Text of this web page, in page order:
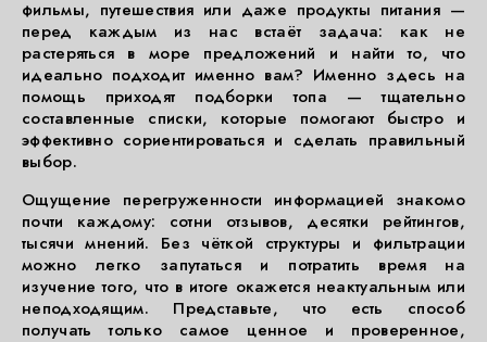
фильмы, путешествия или даже продукты питания —
перед каждым из нас встаёт задача: как не
растеряться в море предложений и найти то, что
идеально подходит именно вам? Именно здесь на
помощь приходят подборки топа — тщательно
составленные списки, которые помогают быстро и
эффективно сориентироваться и сделать правильный
выбор.
Ощущение перегруженности информацией знакомо
почти каждому: сотни отзывов, десятки рейтингов,
тысячи мнений. Без чёткой структуры и фильтрации
можно легко запутаться и потратить время на
изучение того, что в итоге окажется неактуальным или
неподходящим. Представьте, что есть способ
получать только самое ценное и проверенное,